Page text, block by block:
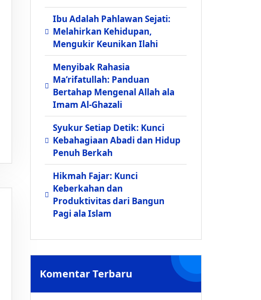
Ibu Adalah Pahlawan Sejati:
Melahirkan Kehidupan,
Mengukir Keunikan Ilahi
Menyibak Rahasia
Ma’rifatullah: Panduan
Bertahap Mengenal Allah ala
Imam Al-Ghazali
Syukur Setiap Detik: Kunci
Kebahagiaan Abadi dan Hidup
Penuh Berkah
Hikmah Fajar: Kunci
Keberkahan dan
Produktivitas dari Bangun
Pagi ala Islam
Komentar Terbaru